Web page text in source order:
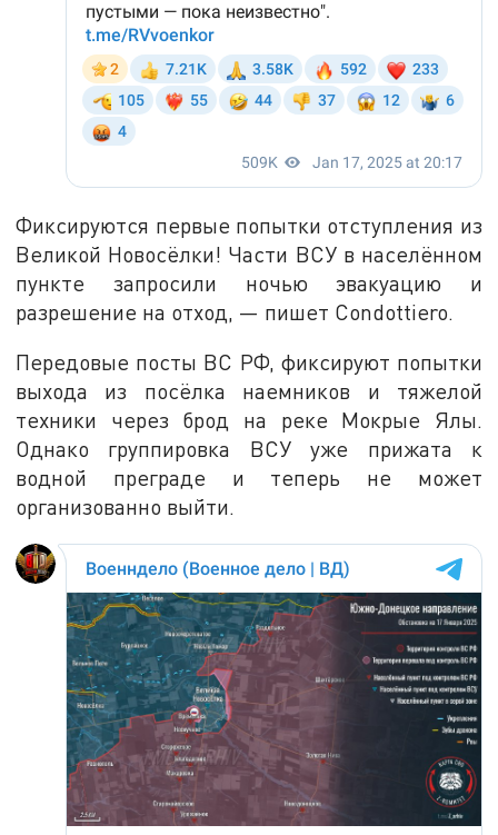
Фиксируются первые попытки отступления из
Великой Новосёлки! Части ВСУ в населённом
пункте запросили ночью эвакуацию и
разрешение на отход, — пишет Condottiero.
Передовые посты ВС РФ, фиксируют попытки
выхода из посёлка наемников и тяжелой
техники через брод на реке Мокрые Ялы.
Однако группировка ВСУ уже прижата к
водной преграде и теперь не может
организованно выйти.